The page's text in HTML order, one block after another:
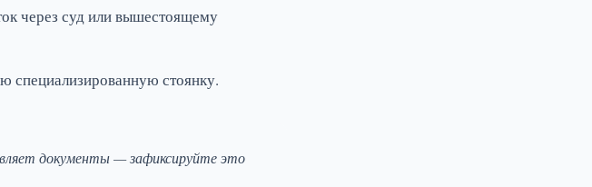
через суд или вышестоящему
специализированную стоянку.
документы — зафиксируйте это